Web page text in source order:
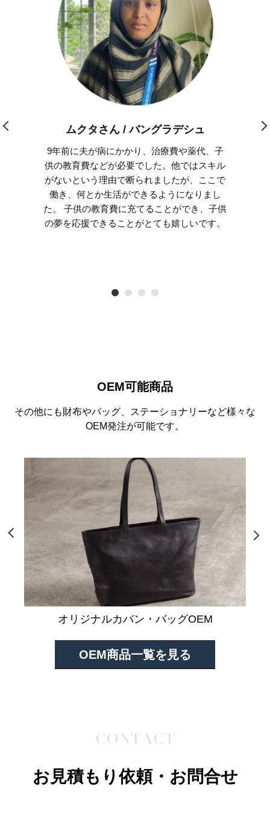
ムクタさん / バングラデシュ
9年前に夫が病にかかり、治療費や薬代、子
供の教育費などが必要でした。他ではスキル
がないという理由で断られましたが、ここで
働き、何とか生活ができるようになりまし
た。 子供の教育費に充てることができ、子供
の夢を応援できることがとても嬉しいです。
OEM可能商品
その他にも財布やバッグ、ステーショナリーなど様々な
OEM発注が可能です。
オリジナルカバン・バッグOEM
OEM商品一覧を見る
お見積もり依頼・お問合せ